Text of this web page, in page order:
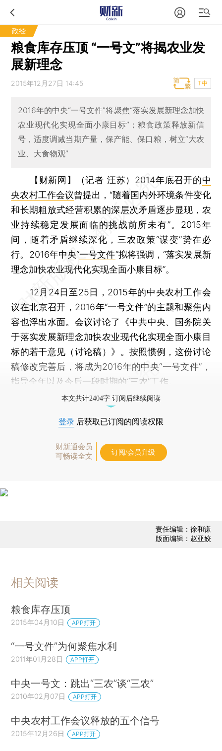
政经
粮食库存压顶 “一号文”将揭农业发
展新理念
2015年12月27日 14:45 T中
2016年的中央“一号文件”将聚焦“落实发展新理念加快
农业现代化实现全面小康目标”；粮食政策释放新信
号，适度调减当期产量，保产能、保口粮，树立“大农
业、大食物观”
【财新网】（记者 汪苏） 2014年底召开的中
央农村工作会议曾提出，“随着国内外环境条件变化
和长期粗放式经营积累的深层次矛盾逐步显现，农
业持续稳定发展面临的挑战前所未有”。2015年
间，随着矛盾继续深化，三农政策“谋变”势在必
行。2016年中央“一号文件”拟将强调，“落实发展新
理念加快农业现代化实现全面小康目标”。
12月24日至25日，2015年的中央农村工作会
议在北京召开，2016年“一号文件”的主题和聚焦内
容也浮出水面。会议讨论了《中共中央、国务院关
于落实发展新理念加快农业现代化实现全面小康目
标的若干意见（讨论稿）》。按照惯例，这份讨论
稿修改完善后，将成为2016年的中央“一号文件”，
指导全年以及今后一段时期的“三农”工作。
本文共计2404字 订阅后继续阅读
登录 后获取已订阅的阅读权限
财新通会员
可畅读全文
订阅/会员升级
责任编辑：徐和谦
版面编辑：赵亚姣
相关阅读
粮食库存压顶
2015年04月10日 APP打开
“一号文件”为何聚焦水利
2011年01月28日 APP打开
中央一号文：跳出“三农”谈“三农”
2010年02月07日 APP打开
中央农村工作会议释放的五个信号
2015年12月26日 APP打开